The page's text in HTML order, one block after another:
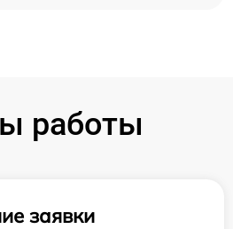
работы
заявки